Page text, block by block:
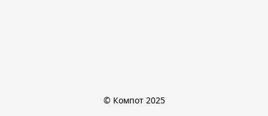
© Компот 2025